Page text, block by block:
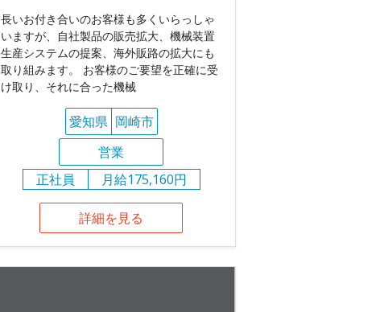
長いお付き合いのお客様も多くいらっしゃ
いますが、自社製品の販売拡大、機械装置
生産システムの提案、海外販路の拡大にも
取り組みます。 お客様のご要望を正確に受
け取り、それに合った機械
愛知県 岡崎市
営業
正社員
月給175,160円
詳細を見る